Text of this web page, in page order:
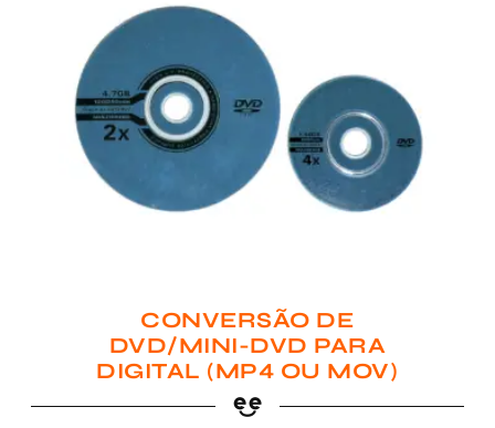
CONVERSÃO DE
DVD/MINI-DVD PARA
DIGITAL (MP4 OU MOV)